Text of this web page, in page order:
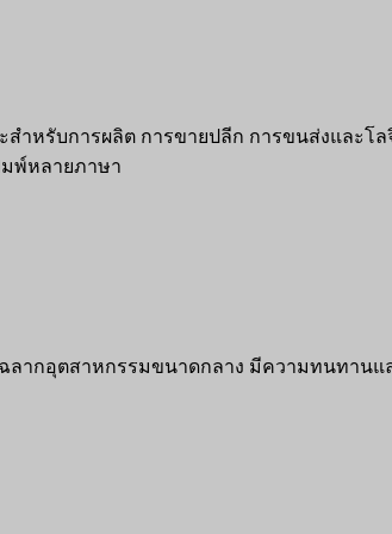
สำหรับการผลิต การขายปลีก การขนส่งและ
มพ์หลายภาษา
ลากอุตสาหกรรมขนาดกลาง มีความทนทานแ